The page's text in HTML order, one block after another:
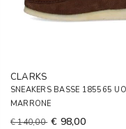
CLARKS
SNEAKERS BASSE 185565
MARRONE
€ 140,00 € 98,00